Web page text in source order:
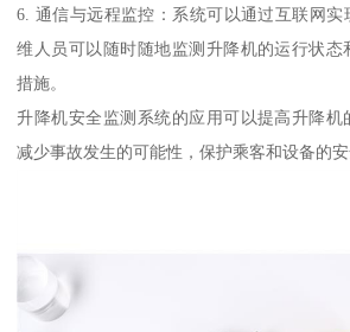
6. 通信与远程监控：系统可以通过互联网实
维人员可以随时随地监测升降机的运行状态
措施。
升降机安全监测系统的应用可以提高升降机
减少事故发生的可能性，保护乘客和设备的安